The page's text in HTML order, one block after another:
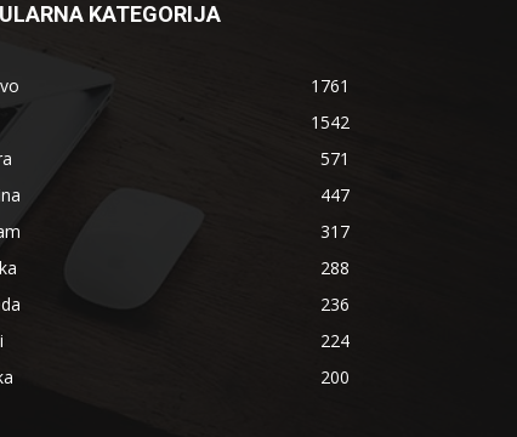
KATEGORIJA
1761
1542
571
447
317
288
236
224
200